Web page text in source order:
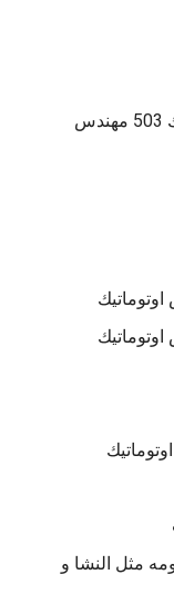
ماكينات تعبئة سوائل في اكياس اوتوماتيك 503 مهندس
مثل النشا و